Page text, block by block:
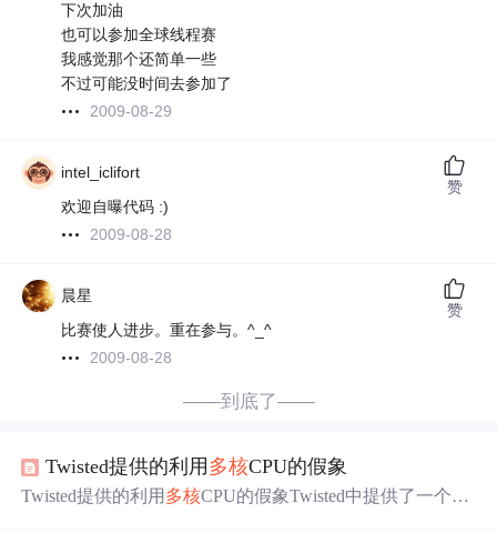
下次加油
也可以参加全球线程赛
我感觉那个还简单一些
不过可能没时间去参加了
2009-08-29
intel_iclifort
欢迎自曝代码 :)
2009-08-28
赞
晨星
比赛使人进步。重在参与。^_^
2009-08-28
赞
——到底了——
Twisted提供的利用 多核CPU的假象
Twisted提供的利用 多核CPU的假象Twisted中提供了一个线